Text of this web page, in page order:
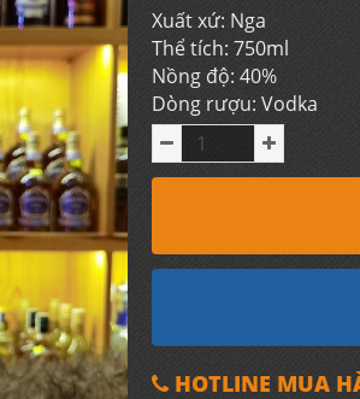
Xuất xứ: Nga
Thể tích: 750ml
Nồng độ: 40%
Dòng rượu: Vodka
HOTLINE MUA